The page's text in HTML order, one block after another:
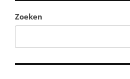
Zoeken